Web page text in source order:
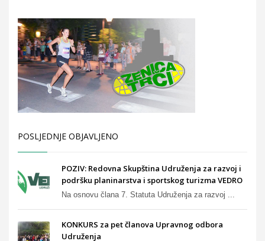
POSLJEDNJE OBJAVLJENO
POZIV: Redovna Skupština Udruženja za razvoj i
podršku planinarstva i sportskog turizma VEDRO
Na osnovu člana 7. Statuta Udruženja za razvoj ...
KONKURS za pet članova Upravnog odbora
Udruženja